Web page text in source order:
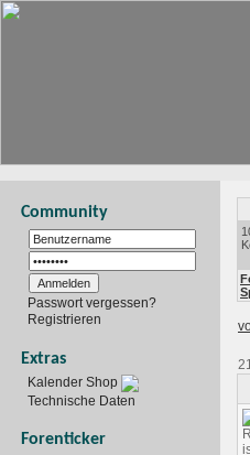
Community
Passwort vergessen?
Registrieren
Extras
Kalender Shop
Technische Daten
Forenticker